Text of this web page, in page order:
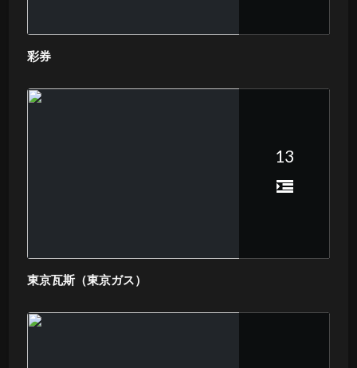
彩券
13
東京瓦斯（東京ガス）